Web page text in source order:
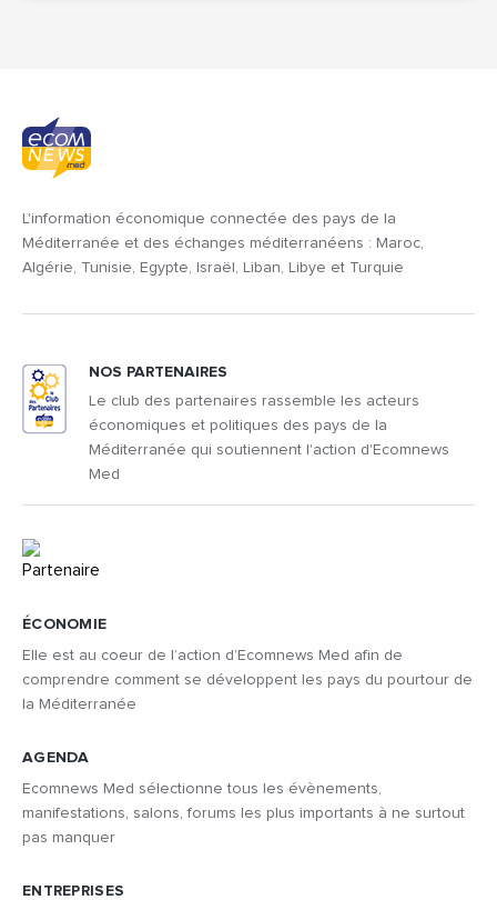
L'information économique connectée des pays de la
Méditerranée et des échanges méditerranéens : Maroc,
Algérie, Tunisie, Egypte, Israël, Liban, Libye et Turquie
ÉCONOMIE
Elle est au coeur de l’action d’Ecomnews Med afin de
comprendre comment se développent les pays du pourtour de
la Méditerranée
AGENDA
Ecomnews Med sélectionne tous les évènements,
manifestations, salons, forums les plus importants à ne surtout
pas manquer
ENTREPRISES
NOS PARTENAIRES
Le club des partenaires rassemble les acteurs
économiques et politiques des pays de la
Méditerranée qui soutiennent l'action d'Ecomnews
Med